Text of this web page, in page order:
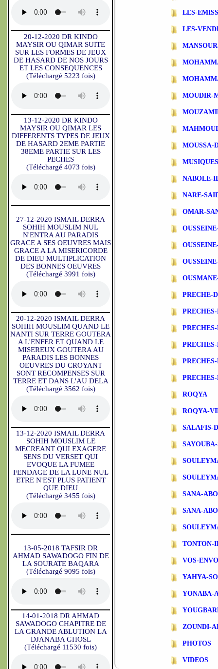
20-12-2020 DR KINDO
MAYSIR OU QIMAR SUITE
SUR LES FORMES DE JEUX
DE HASARD DE NOS JOURS
ET LES CONSEQUENCES
(Téléchargé 5223 fois)
13-12-2020 DR KINDO
MAYSIR OU QIMAR LES
DIFFERENTS TYPES DE JEUX
DE HASARD 2EME PARTIE
38EME PARTIE SUR LES
PECHES
(Téléchargé 4073 fois)
27-12-2020 ISMAIL DERRA
SOHIH MOUSLIM NUL
N'ENTRA AU PARADIS
GRACE A SES OEUVRES MAIS
GRACE A LA MISERICORDE
DE DIEU MULTIPLICATION
DES BONNES OEUVRES
(Téléchargé 3991 fois)
20-12-2020 ISMAIL DERRA
SOHIH MOUSLIM QUAND LE
NANTI SUR TERRE GOUTERA
A L'ENFER ET QUAND LE
MISEREUX GOUTERA AU
PARADIS LES BONNES
OEUVRES DU CROYANT
SONT RECOMPENSES SUR
TERRE ET DANS L'AU DELA
(Téléchargé 3562 fois)
13-12-2020 ISMAIL DERRA
SOHIH MOUSLIM LE
MECREANT QUI EXAGERE
SENS DU VERSET QUI
EVOQUE LA FUMEE
FENDAGE DE LA LUNE NUL
ETRE N'EST PLUS PATIENT
QUE DIEU
(Téléchargé 3455 fois)
13-05-2018 TAFSIR DR
AHMAD SAWADOGO FIN DE
LA SOURATE BAQARA
(Téléchargé 9095 fois)
14-01-2018 DR AHMAD
SAWADOGO CHAPITRE DE
LA GRANDE ABLUTION LA
DJANABA GHOSL
(Téléchargé 11530 fois)
LES-
LES-
MOUDIR-
MOUSSA-
NABOLE-
NARE-
OMAR-
PRECHE-
ROQYA
ROQYA-
SALAFIS-
SANA-
SANA-
TONTON-
VOS-
YAHYA-
YONABA-
ZOUNDI-
PHOTOS
VIDEOS